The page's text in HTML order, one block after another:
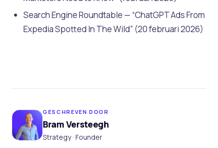
Search Engine Roundtable — “ChatGPT Ads From
Expedia Spotted In The Wild” (20 februari 2026)
GESCHREVEN DOOR
Bram Versteegh
Strategy · Founder